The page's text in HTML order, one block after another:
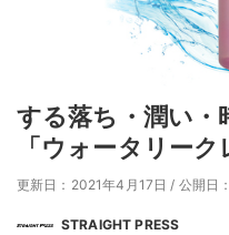
する落ち・潤い・
「ウォータリー
更新日：2021年4月17日 / 公開日
STRAIGHT PRESS